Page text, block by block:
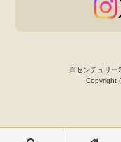
※センチュリー
Copyright